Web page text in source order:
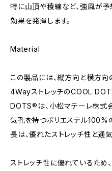
特に山頂や稜線など、強風が予
効果を発揮します。
Material
この製品には、縦方向と横方
4WayストレッチのCOOL
DOTS®は、小松マテーレ株式
気孔を持つポリエステル100%
長は、優れたストレッチ性と通
ストレッチ性に優れているため